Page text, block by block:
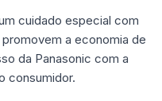
cuidado especial com
a economia de
da Panasonic com a
consumidor.